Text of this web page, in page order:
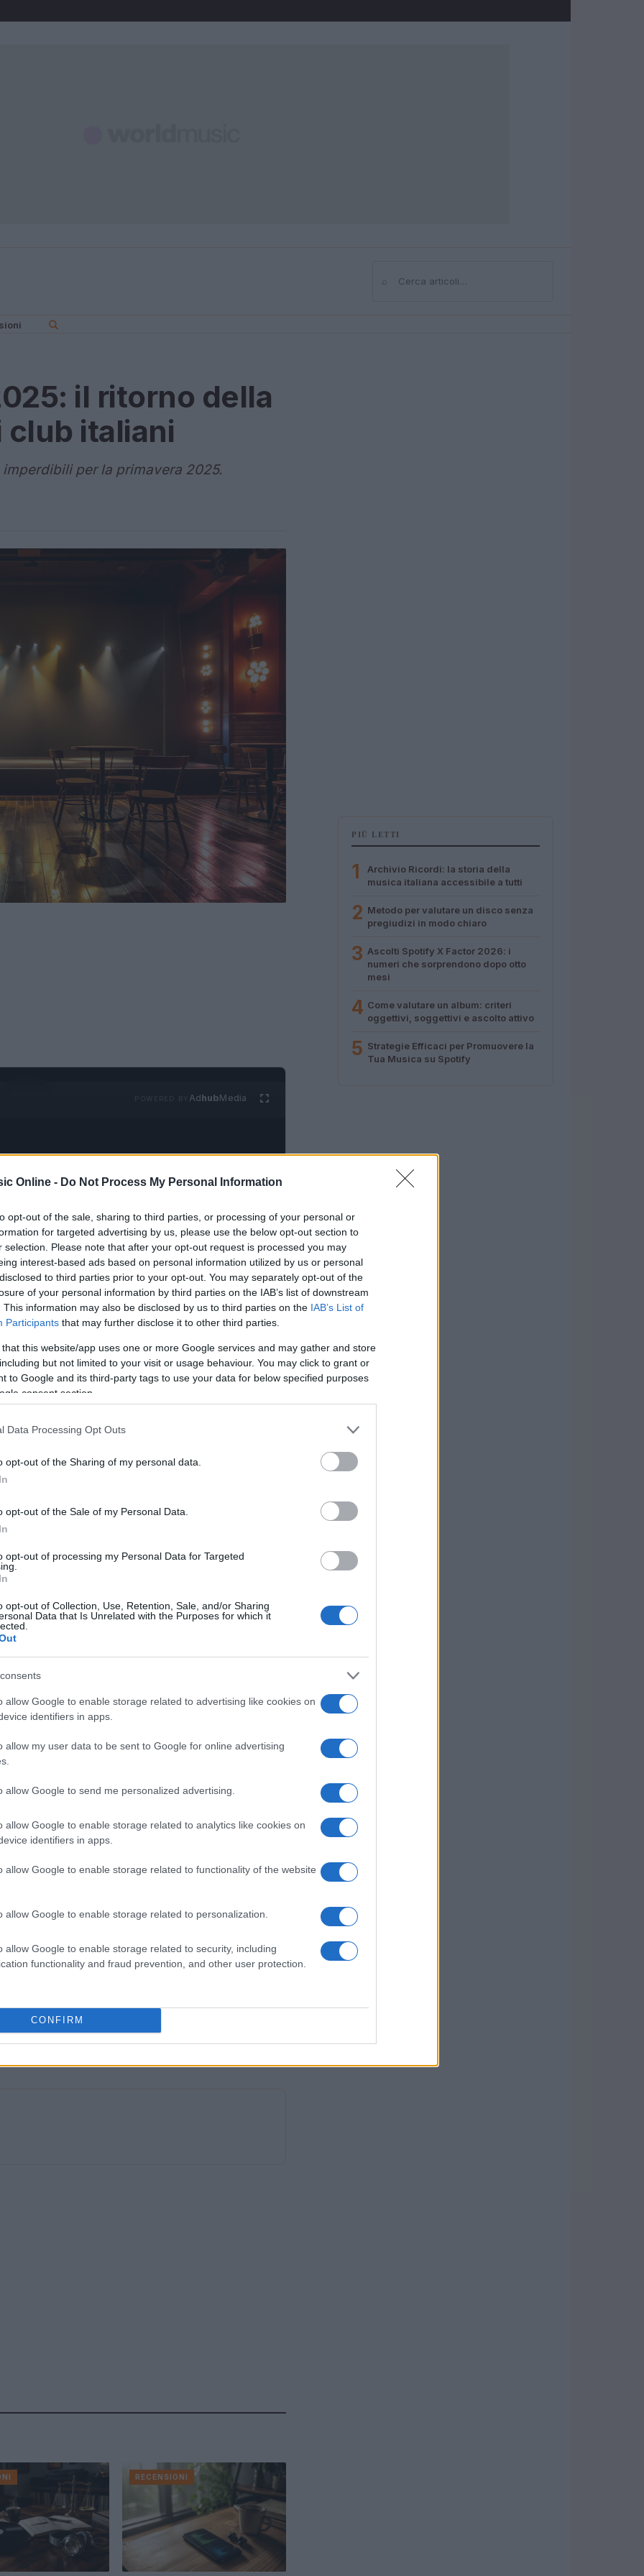
Online - Do Not Process My Personal Information
opt-out of the sale, sharing to third parties, or processing of your personal or
for targeted advertising by us, please use the below opt-out section to
selection. Please note that after your opt-out request is processed you may
interest-based ads based on personal information utilized by us or personal
to third parties prior to your opt-out. You may separately opt-out of the
of your personal information by third parties on the IAB’s list of downstream
This information may also be disclosed by us to third parties on the IAB’s List of
Participants that may further disclose it to other third parties.
that this website/app uses one or more Google services and may gather and store
but not limited to your visit or usage behaviour. You may click to grant or
to Google and its third-party tags to use your data for below specified purposes
consent section.
Data Processing Opt Outs
opt-out of the Sharing of my personal data.
opt-out of the Sale of my Personal Data.
opt-out of processing my Personal Data for Targeted
opt-out of Collection, Use, Retention, Sale, and/or Sharing
Data that Is Unrelated with the Purposes for which it
allow Google to enable storage related to advertising like cookies on
identifiers in apps.
allow my user data to be sent to Google for online advertising
allow Google to send me personalized advertising.
allow Google to enable storage related to analytics like cookies on
identifiers in apps.
allow Google to enable storage related to functionality of the website
allow Google to enable storage related to personalization.
allow Google to enable storage related to security, including
functionality and fraud prevention, and other user protection.
CONFIRM
⌕Cerca
il ritorno della
club italiani
per la primavera 2025.
POWERED BY AdhubMedia
pronti a tornare sul palco con il loro nuovo
di attesa, i fan possono finalmente gioire
previsto per il prossimo anno. Questo tour
rivedere la band aretina dal vivo, dopo il
Forum di Assago, che ha celebrato i
città italiane, tra cui Napoli, Ravenna,
Rovereto e Nonantola. Ogni concerto sarà
il nuovo disco e rivivere i grandi successi
I biglietti sono già disponibili su
e si prevede che andranno a ruba,
sempre dimostrato nei confronti della band.
“Pau” Bruni, Enrico “Drigo” Salvi e
da un talentuoso gruppo di musicisti.
album, ma anche i classici che hanno
hanno sempre saputo creare un’atmosfera
e questo tour non sarà da meno. I fan
e grande musica, in un viaggio
RECENSIONI
PIÙ LETTI
1
Archivio Ricordi: la storia della
musica italiana accessibile a tutti
2 Metodo per valutare un disco senza
pregiudizi in modo chiaro
3 Ascolti Spotify X Factor 2026: i
numeri che sorprendono dopo otto
mesi
4 Come valutare un album: criteri
oggettivi, soggettivi e ascolto attivo
5 Strategie Efficaci per Promuovere la
Tua Musica su Spotify